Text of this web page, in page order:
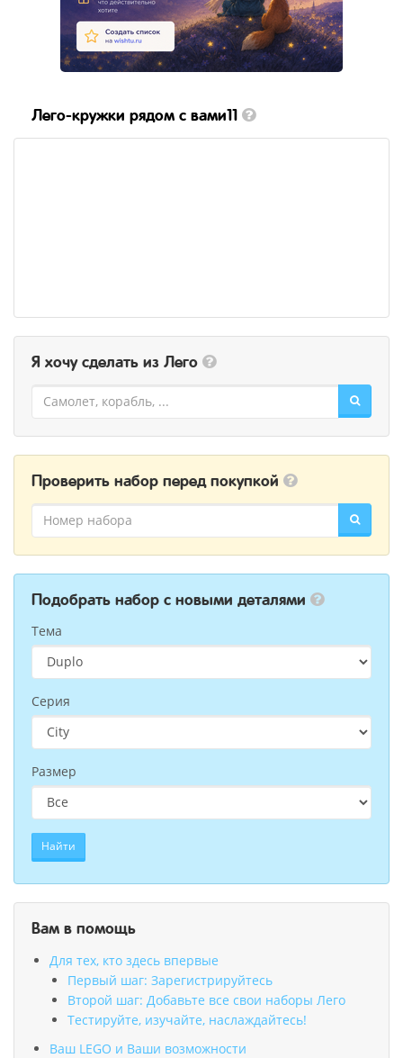
Лего-кружки рядом с вами11
Я хочу сделать из Лего
Проверить набор перед покупкой
Подобрать набор с новыми деталями
Тема
Серия
Размер
Найти
Вам в помощь
Для тех, кто здесь впервые
Первый шаг: Зарегистрируйтесь
Второй шаг: Добавьте все свои наборы Лего
Тестируйте, изучайте, наслаждайтесь!
Ваш LEGO и Ваши возможности